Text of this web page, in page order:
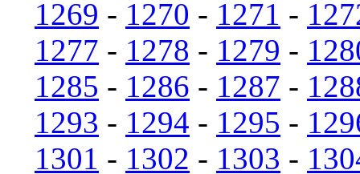
1269 - 1270 - 1271 -
1277 - 1278 - 1279 -
1285 - 1286 - 1287 -
1293 - 1294 - 1295 -
1301 - 1302 - 1303 -